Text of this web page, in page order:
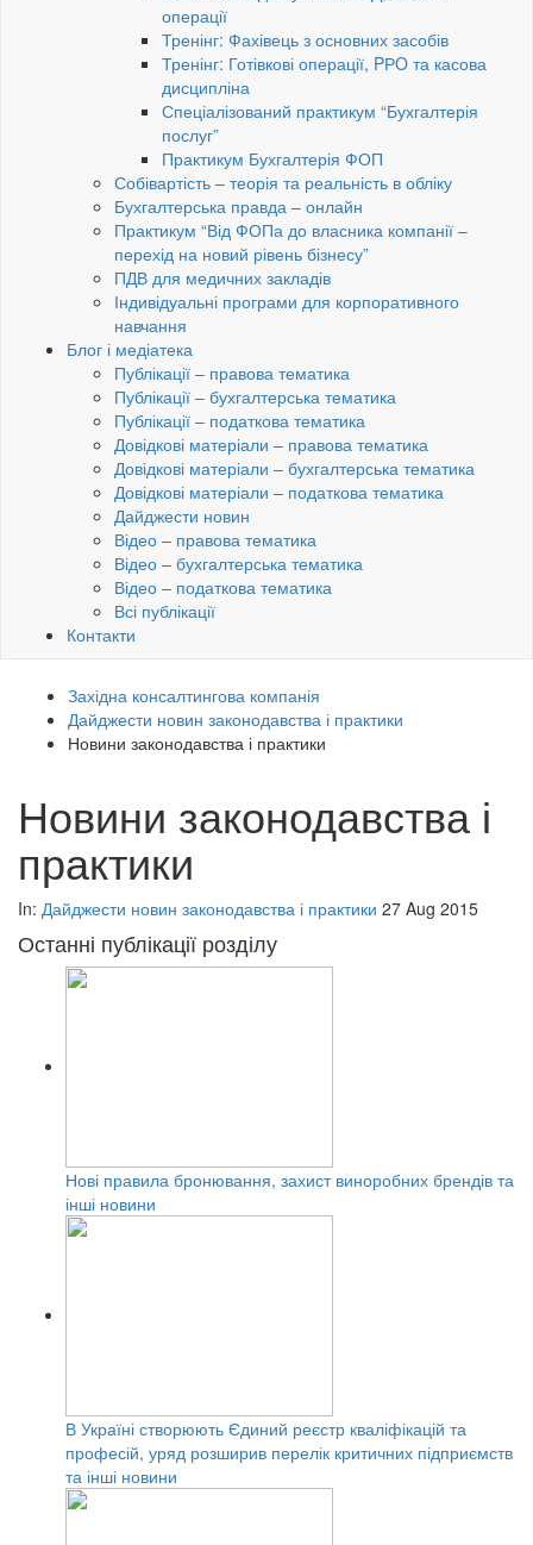
операції
Тренінг: Фахівець з основних засобів
Тренінг: Готівкові операції, PРO та касова
дисципліна
Спеціалізований практикум “Бухгалтерія
послуг”
Практикум Бухгалтерія ФОП
Собівартість – теорія та реальність в обліку
Бухгалтерська правда – онлайн
Практикум “Від ФОПа до власника компанії –
перехід на новий рівень бізнесу”
ПДВ для медичних закладів
Індивідуальні програми для корпоративного
навчання
Блог і медіатека
Публікації – правова тематика
Публікації – бухгалтерська тематика
Публікації – податкова тематика
Довідкові матеріали – правова тематика
Довідкові матеріали – бухгалтерська тематика
Довідкові матеріали – податкова тематика
Дайджести новин
Відео – правова тематика
Відео – бухгалтерська тематика
Відео – податкова тематика
Всі публікації
Контакти
Західна консалтингова компанія
Дайджести новин законодавства і практики
Новини законодавства і практики
Новини законодавства і
практики
In: Дайджести новин законодавства і практики 27 Aug 2015
Останні публікації розділу
Нові правила бронювання, захист виноробних брендів та
інші новини
В Україні створюють Єдиний реєстр кваліфікацій та
професій, уряд розширив перелік критичних підприємств
та інші новини